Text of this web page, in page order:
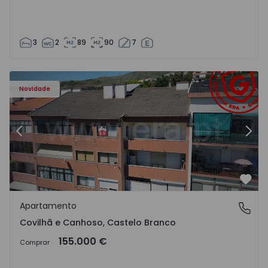
3 2 89 90 7
Novidade
- 18
Apartamento T2 Covilhã, Covilhã e Canhoso - 1497806 -
Anterior
Covilhã e Canhoso, Castelo Branco
Apartamento
Covilhã e Canhoso, Castelo Branco
Comprar 155.000 €